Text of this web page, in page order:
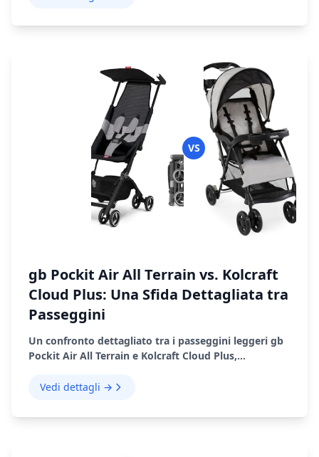
VS
gb Pockit Air All Terrain vs. Kolcraft
Cloud Plus: Una Sfida Dettagliata tra
Passeggini
Un confronto dettagliato tra i passeggini leggeri gb
Pockit Air All Terrain e Kolcraft Cloud Plus,
Vedi dettagli →